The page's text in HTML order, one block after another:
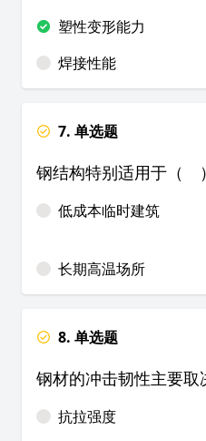
塑性变形能力
焊接性能
7. 单选题
钢结构特别适用于（ ）
低成本临时建筑
长期高温场所
8. 单选题
钢材的冲击韧性主要
抗拉强度